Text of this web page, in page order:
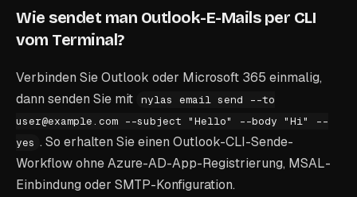
Wie sendet man Outlook-E-Mails per CLI
vom Terminal?
Verbinden Sie Outlook oder Microsoft 365 einmalig,
dann senden Sie mit nylas email send --to
user@example.com --subject "Hello" --body "Hi" --
yes . So erhalten Sie einen Outlook-CLI-Sende-
Workflow ohne Azure-AD-App-Registrierung, MSAL-
Einbindung oder SMTP-Konfiguration.